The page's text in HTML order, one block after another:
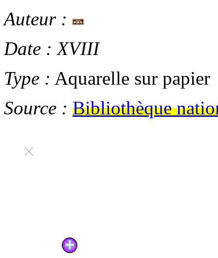
Auteur :
Date : XVIII
Type : Aquarelle sur papier
Source : Bibliothèque